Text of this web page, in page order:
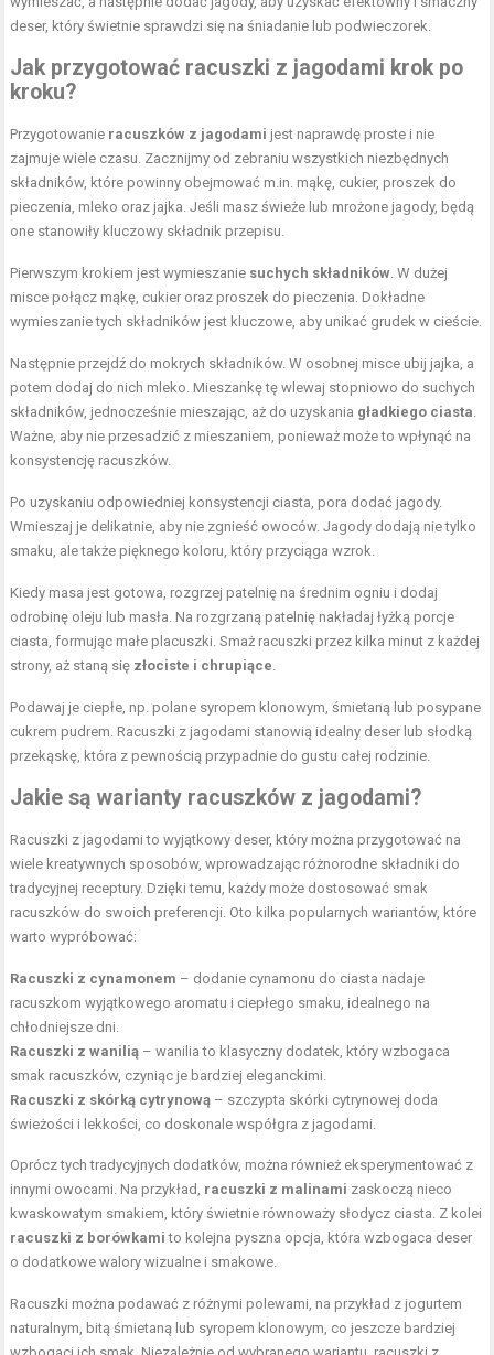
deser, który świetnie sprawdzi się na śniadanie lub podwieczorek.
Jak przygotować racuszki z jagodami krok po
kroku?
Przygotowanie racuszków z jagodami jest naprawdę proste i nie
zajmuje wiele czasu. Zacznijmy od zebraniu wszystkich niezbędnych
składników, które powinny obejmować m.in. mąkę, cukier, proszek do
pieczenia, mleko oraz jajka. Jeśli masz świeże lub mrożone jagody, będą
one stanowiły kluczowy składnik przepisu.
Pierwszym krokiem jest wymieszanie suchych składników . W dużej
misce połącz mąkę, cukier oraz proszek do pieczenia. Dokładne
wymieszanie tych składników jest kluczowe, aby unikać grudek w cieście.
Następnie przejdź do mokrych składników. W osobnej misce ubij jajka, a
potem dodaj do nich mleko. Mieszankę tę wlewaj stopniowo do suchych
składników, jednocześnie mieszając, aż do uzyskania gładkiego ciasta
Ważne, aby nie przesadzić z mieszaniem, ponieważ może to wpłynąć na
konsystencję racuszków.
Po uzyskaniu odpowiedniej konsystencji ciasta, pora dodać jagody.
Wmieszaj je delikatnie, aby nie zgnieść owoców. Jagody dodają nie tylko
smaku, ale także pięknego koloru, który przyciąga wzrok.
Kiedy masa jest gotowa, rozgrzej patelnię na średnim ogniu i dodaj
odrobinę oleju lub masła. Na rozgrzaną patelnię nakładaj łyżką porcje
ciasta, formując małe placuszki. Smaż racuszki przez kilka minut z każdej
strony, aż staną się złociste i chrupiące
Podawaj je ciepłe, np. polane syropem klonowym, śmietaną lub posypane
cukrem pudrem. Racuszki z jagodami stanowią idealny deser lub słodką
przekąskę, która z pewnością przypadnie do gustu całej rodzinie.
Jakie są warianty racuszków z jagodami?
Racuszki z jagodami to wyjątkowy deser, który można przygotować na
wiele kreatywnych sposobów, wprowadzając różnorodne składniki do
tradycyjnej receptury. Dzięki temu, każdy może dostosować smak
racuszków do swoich preferencji. Oto kilka popularnych wariantów, które
warto wypróbować:
Racuszki z cynamonem – dodanie cynamonu do ciasta nadaje
racuszkom wyjątkowego aromatu i ciepłego smaku, idealnego na
chłodniejsze dni.
Racuszki z wanilią – wanilia to klasyczny dodatek, który wzbogaca
smak racuszków, czyniąc je bardziej eleganckimi.
Racuszki z skórką cytrynową – szczypta skórki cytrynowej doda
świeżości i lekkości, co doskonale współgra z jagodami.
Oprócz tych tradycyjnych dodatków, można również eksperymentować z
innymi owocami. Na przykład, racuszki z malinami zaskoczą nieco
kwaskowatym smakiem, który świetnie równoważy słodycz ciasta. Z kolei
racuszki z borówkami to kolejna pyszna opcja, która wzbogaca deser
o dodatkowe walory wizualne i smakowe.
Racuszki można podawać z różnymi polewami, na przykład z jogurtem
naturalnym, bitą śmietaną lub syropem klonowym, co jeszcze bardziej